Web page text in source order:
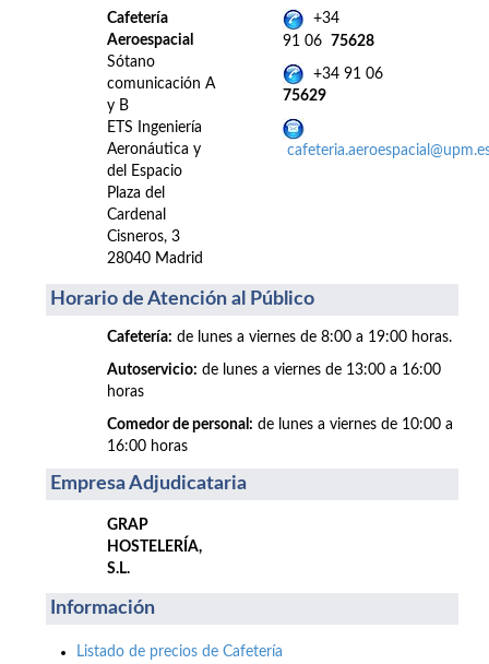
Cafetería
Aeroespacial
Sótano
comunicación A
y B
ETS Ingeniería
Aeronáutica y
del Espacio
Plaza del
Cardenal
Cisneros, 3
28040 Madrid
+34
91 06 75628
+34 91 06
75629
Horario de Atención al Público
Cafetería: de lunes a viernes de 8:00 a 19:00 horas.
Autoservicio: de lunes a viernes de 13:00 a 16:00
horas
Comedor de personal: de lunes a viernes de 10:00 a
16:00 horas
Empresa Adjudicataria
GRAP
HOSTELERÍA,
S.L.
Información
Listado de precios de Cafetería